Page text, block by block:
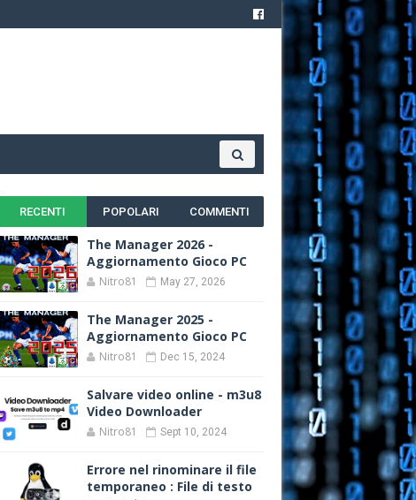
RECENTI POPOLARI COMMENTI
The Manager 2026 -
Aggiornamento Gioco PC
Nitro81 May 27, 2026
The Manager 2025 -
Aggiornamento Gioco PC
Nitro81 Dec 15, 2024
Salvare video online - m3u8
Video Downloader
Nitro81 Sept 10, 2024
Errore nel rinominare il file
temporaneo : File di testo